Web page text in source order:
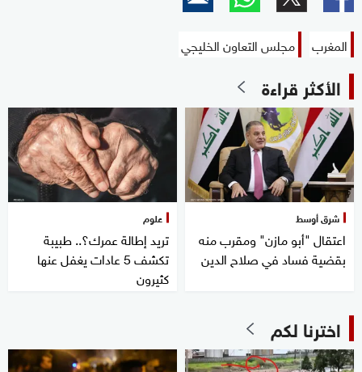
المغرب مجلس التعاون الخليجي
الأكثر قراءة
شرق أوسط
اعتقال "أبو مازن" ومقرب منه
بقضية فساد في صلاح الدين
علوم
تريد إطالة عمرك؟.. طبيبة
تكشف 5 عادات يغفل عنها
كثيرون
اخترنا لكم